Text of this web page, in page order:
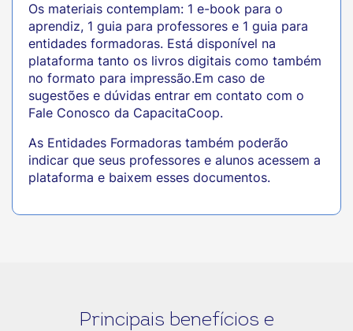
Os materiais contemplam: 1 e-book para o
aprendiz, 1 guia para professores e 1 guia para
entidades formadoras. Está disponível na
plataforma tanto os livros digitais como também
no formato para impressão.Em caso de
sugestões e dúvidas entrar em contato com o
Fale Conosco da CapacitaCoop.
As Entidades Formadoras também poderão
indicar que seus professores e alunos acessem a
plataforma e baixem esses documentos.
Principais benefícios e